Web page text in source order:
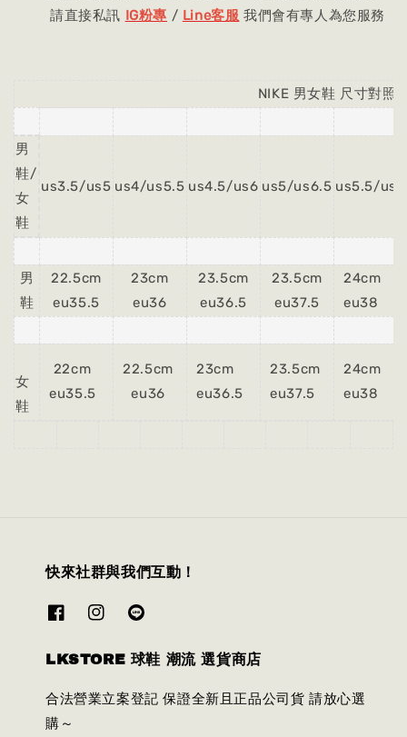
請直接私訊 IG粉專 / Line客服 我們會有專人為您服務
NIKE 男女鞋 尺寸對照
男
鞋/
女
鞋
us3.5/us5 us4/us5.5 us4.5/us6 us5/us6.5 us5.5/us7
男
鞋
22.5cm
eu35.5
23cm
eu36
23.5cm
eu36.5
23.5cm
eu37.5
24cm
eu38
女
鞋
22cm
eu35.5
22.5cm
eu36
23cm
eu36.5
23.5cm
eu37.5
24cm
eu38
快來社群與我們互動！
LKSTORE 球鞋 潮流 選貨商店
合法營業立案登記 保證全新且正品公司貨 請放心選
購～